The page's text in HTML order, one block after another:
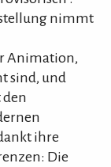
nimmt
Animation,
sind, und
ihre
Die